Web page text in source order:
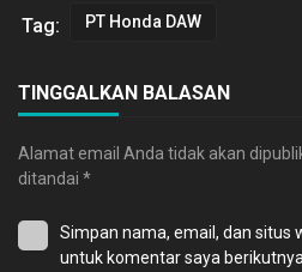
Tag: PT Honda DAW
TINGGALKAN BALASAN
Alamat email Anda tidak akan
ditandai *
Simpan nama, email, dan situs
untuk komentar saya berikutnya.